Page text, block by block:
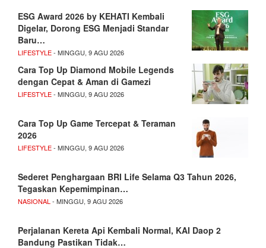
ESG Award 2026 by KEHATI Kembali
Digelar, Dorong ESG Menjadi Standar
Baru…
LIFESTYLE- MINGGU, 9 AGU 2026
Cara Top Up Diamond Mobile Legends
dengan Cepat & Aman di Gamezi
LIFESTYLE- MINGGU, 9 AGU 2026
Cara Top Up Game Tercepat & Teraman
2026
LIFESTYLE- MINGGU, 9 AGU 2026
Sederet Penghargaan BRI Life Selama Q3 Tahun 2026,
Tegaskan Kepemimpinan…
NASIONAL - MINGGU, 9 AGU 2026
Perjalanan Kereta Api Kembali Normal, KAI Daop 2
Bandung Pastikan Tidak…